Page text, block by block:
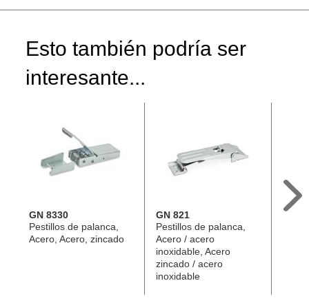
Esto también podría ser
interesante...
GN 8330
Pestillos de palanca,
Acero, Acero, zincado
GN 821
Pestillos de palanca,
Acero / acero
inoxidable, Acero
zincado / acero
inoxidable
GN